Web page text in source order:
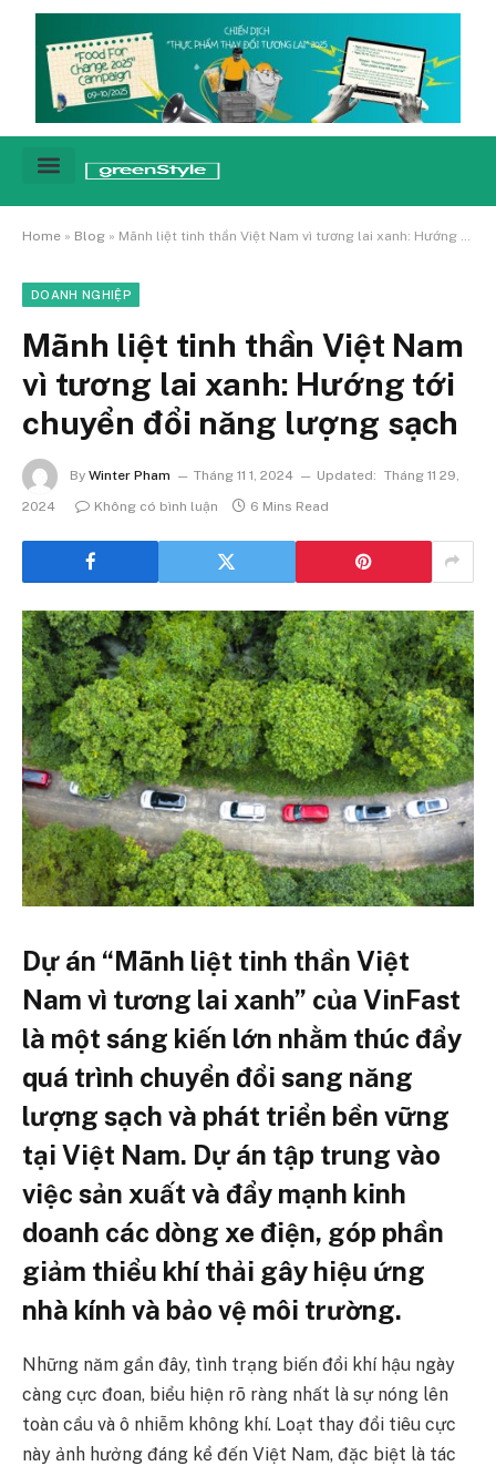
Home » Blog » Mãnh liệt tinh thần Việt Nam vì tương lai xanh: Hướng tới chuyển đổi năng lượng sạch
DOANH NGHIỆP
Mãnh liệt tinh thần Việt Nam
vì tương lai xanh: Hướng tới
chuyển đổi năng lượng sạch
By Winter Pham Tháng 11 1, 2024 Updated: Tháng 11 29,
2024
Không có bình luận 6 Mins Read
Dự án “Mãnh liệt tinh thần Việt
Nam vì tương lai xanh” của VinFast
là một sáng kiến lớn nhằm thúc đẩy
quá trình chuyển đổi sang năng
lượng sạch và phát triển bền vững
tại Việt Nam. Dự án tập trung vào
việc sản xuất và đẩy mạnh kinh
doanh các dòng xe điện, góp phần
giảm thiểu khí thải gây hiệu ứng
nhà kính và bảo vệ môi trường.
Những năm gần đây, tình trạng biến đổi khí hậu ngày
càng cực đoan, biểu hiện rõ ràng nhất là sự nóng lên
toàn cầu và ô nhiễm không khí. Loạt thay đổi tiêu cực
này ảnh hưởng đáng kể đến Việt Nam, đặc biệt là tác